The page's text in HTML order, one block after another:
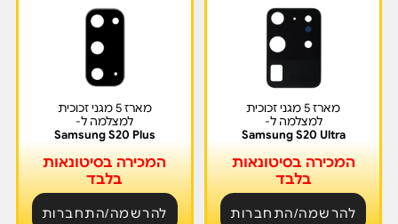
מארז 5 מגני זכוכית
למצלמה ל-
Samsung S20 Ultra
המכירה בסיטונאות
בלבד
להרשמה/התחברות
מארז 5 מגני זכוכית
למצלמה ל-
Samsung S20 Plus
המכירה בסיטונאות
בלבד
להרשמה/התחברות